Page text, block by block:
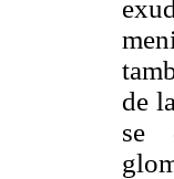
de
se